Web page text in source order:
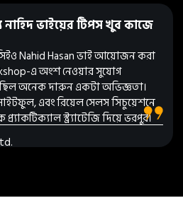
ভাইয়ের টিপস খুব কাজে
Nahid Hasan ভাই আয়োজন করা
এ অংশ নেওয়ার সুযোগ
অনেক দারুন একটা অভিজ্ঞতা।
এবং রিয়েল সেলস সিচুয়েশনে
স্ট্র্যাটেজি দিয়ে ভরপুর।